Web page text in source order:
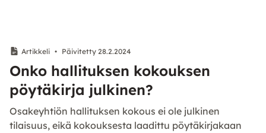
Artikkeli • Päivitetty 28.2.2024
Onko hallituksen kokouksen
pöytäkirja julkinen?
Osakeyhtiön hallituksen kokous ei ole julkinen
tilaisuus, eikä kokouksesta laadittu pöytäkirjakaan